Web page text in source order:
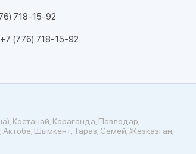
718-15-92
+7 (776) 718-15-92
Костанай, Караганда, Павлодар,
Актобе, Шымкент, Тараз, Семей, Жезказган,